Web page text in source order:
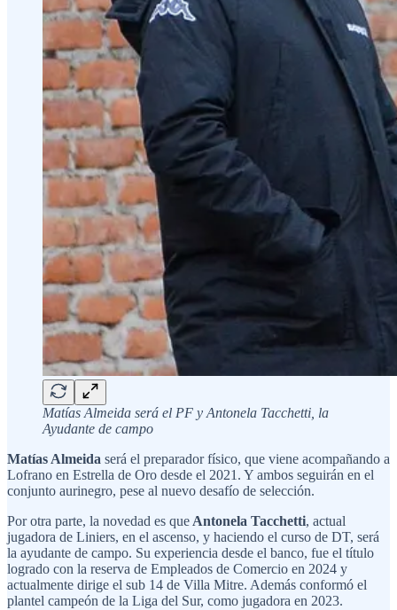
Matías Almeida será el PF y Antonela Tacchetti, la
Ayudante de campo
Matías Almeida será el preparador físico, que viene acompañando a
Lofrano en Estrella de Oro desde el 2021. Y ambos seguirán en el
conjunto aurinegro, pese al nuevo desafío de selección.
Por otra parte, la novedad es que Antonela Tacchetti, actual
jugadora de Liniers, en el ascenso, y haciendo el curso de DT, será
la ayudante de campo. Su experiencia desde el banco, fue el título
logrado con la reserva de Empleados de Comercio en 2024 y
actualmente dirige el sub 14 de Villa Mitre. Además conformó el
plantel campeón de la Liga del Sur, como jugadora en 2023.